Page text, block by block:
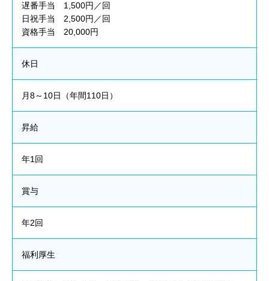
遅番手当 1,500円／回
日祝手当 2,500円／回
資格手当 20,000円
休日
月8～10日（年間110日）
昇給
年1回
賞与
年2回
福利厚生